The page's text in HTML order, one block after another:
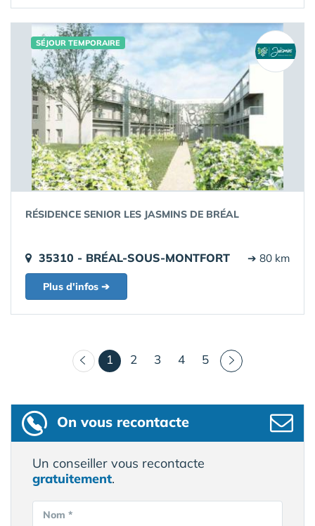
SÉJOUR TEMPORAIRE
RÉSIDENCE SENIOR LES JASMINS DE BRÉAL
35310 - BRÉAL-SOUS-MONTFORT ➔ 80 km
Plus d'infos ➔
1 (courant)
2 3 4 5
On vous recontacte
Un conseiller vous recontacte
gratuitement.
Nom *